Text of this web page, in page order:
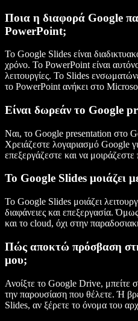
Ποια η διαφορά Google
PowerPoint;
Το Google Slides είναι
χρόνο. Το PowerPoint είναι
λειτουργίες. Το Slides
το PowerPoint ανήκει στο
Είναι δωρεάν το Google
Ναι, το Google presentation στο
Χρειάζεστε λογαριασμό Google
επεξεργάζεστε και να
Το Google Slides μοιάζει
Το Google Slides μοιάζει
διαφάνειες και επεξεργασία.
και το cloud, όχι στην
Πώς αποκτώ πρόσβαση
μου;
Ανοίξτε το Google Drive, μπείτε
την παρουσίαση που θέλετε. Ή
Slides, αν ξέρετε το όνομα του